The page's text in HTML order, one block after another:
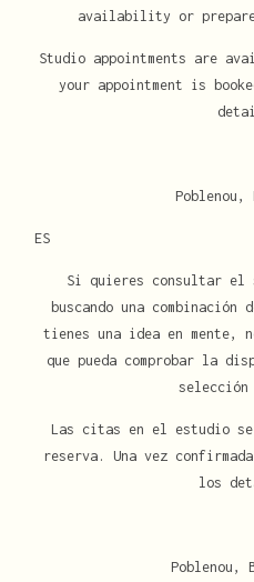
availability or
Studio appointments are
your appointment is
Poblenou,
ES
Si quieres consultar el
buscando una
tienes una idea en mente,
que pueda comprobar la
Las citas en el estudio
reserva. Una vez
los
Poblenou,